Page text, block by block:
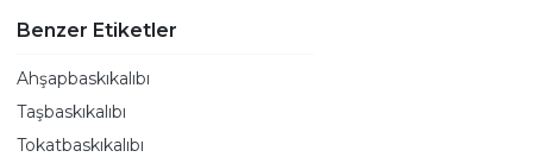
Benzer Etiketler
Ahşapbaskıkalıbı
Taşbaskıkalıbı
Tokatbaskıkalıbı